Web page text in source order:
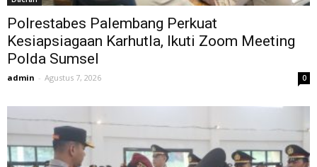
Polrestabes Palembang Perkuat
Kesiapsiagaan Karhutla, Ikuti Zoom Meeting
Polda Sumsel
admin - Agustus 7, 2026 0